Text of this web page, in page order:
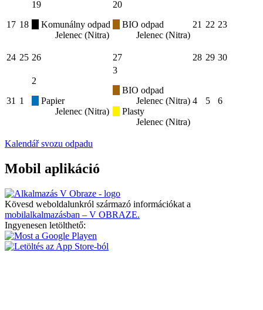
17 18
19
Komunálny odpad
Jelenec (Nitra)
20
BIO odpad
Jelenec (Nitra)
21 22 23
24 25 26 27 28 29 30
31 1
2
Papier
Jelenec (Nitra)
3
BIO odpad
Jelenec (Nitra)
Plasty
Jelenec (Nitra)
4 5 6
Kalendář svozu odpadu
Mobil aplikáció
Kövesd weboldalunkról származó információkat a
mobilalkalmazásban – V OBRAZE.
Ingyenesen letölthető: